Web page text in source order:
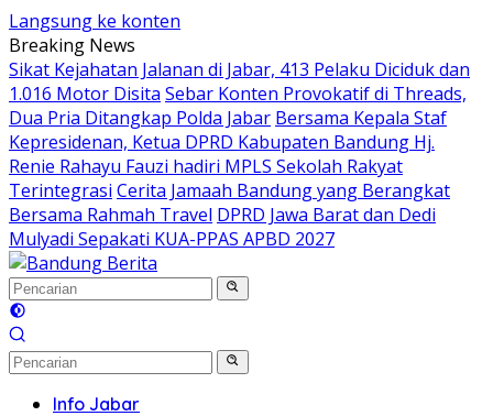
Langsung ke konten
Breaking News
Sikat Kejahatan Jalanan di Jabar, 413 Pelaku Diciduk dan
1.016 Motor Disita Sebar Konten Provokatif di Threads,
Dua Pria Ditangkap Polda Jabar Bersama Kepala Staf
Kepresidenan, Ketua DPRD Kabupaten Bandung Hj.
Renie Rahayu Fauzi hadiri MPLS Sekolah Rakyat
Terintegrasi Cerita Jamaah Bandung yang Berangkat
Bersama Rahmah Travel DPRD Jawa Barat dan Dedi
Mulyadi Sepakati KUA-PPAS APBD 2027
Info Jabar